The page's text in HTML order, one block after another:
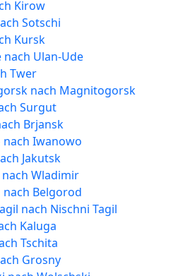
Kirow
Sotschi
Kursk
Ulan-Ude
Twer
nach Magnitogorsk
Surgut
Brjansk
Iwanowo
Jakutsk
Wladimir
Belgorod
nach Nischni Tagil
Kaluga
Tschita
Grosny